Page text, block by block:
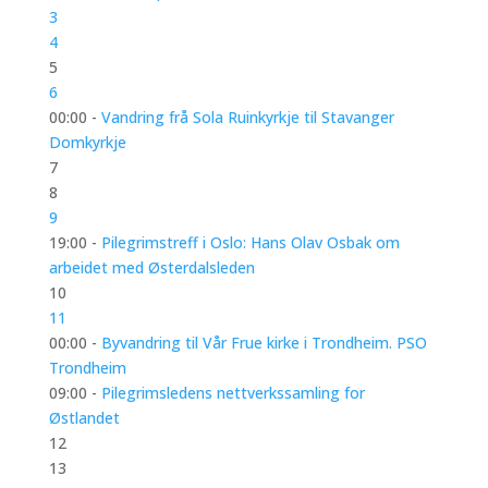
3
4
5
6
00:00 - Vandring frå Sola Ruinkyrkje til Stavanger
Domkyrkje
7
8
9
19:00 - Pilegrimstreff i Oslo: Hans Olav Osbak om
arbeidet med Østerdalsleden
10
11
00:00 - Byvandring til Vår Frue kirke i Trondheim. PSO
Trondheim
09:00 - Pilegrimsledens nettverkssamling for
Østlandet
12
13